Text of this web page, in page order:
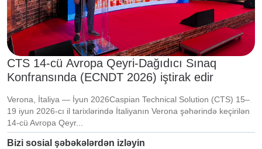
CTS 14-cü Avropa Qeyri-Dağıdıcı Sınaq
Konfransında (ECNDT 2026) iştirak edir
Verona, İtaliya — İyun 2026Caspian Technical Solution (CTS) 15–
19 iyun 2026-cı il tarixlərində İtaliyanın Verona şəhərində keçirilən
14-cü Avropa Qeyr...
Bizi sosial şəbəkələrdən izləyin